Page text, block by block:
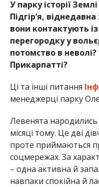
У парку історії
Підгір’я,
вони контактують
перегородку у
потомство в
Прикарпатті?
Ці та інші питання
менеджерці парку
Левенята народились
місяці тому. Це дві
проте приймаються
соцмережах. За
– одна активна й
навпаки спокійна й